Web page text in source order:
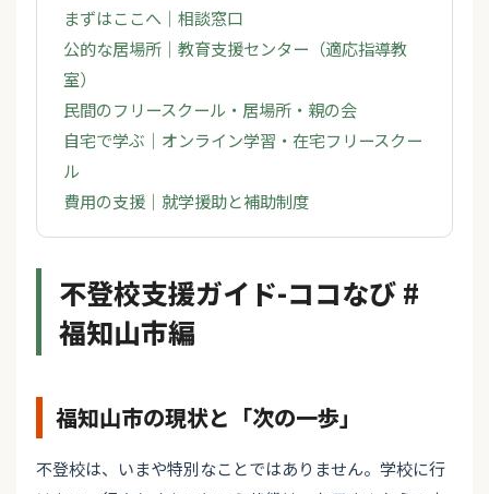
まずはここへ｜相談窓口
公的な居場所｜教育支援センター（適応指導教
室）
民間のフリースクール・居場所・親の会
自宅で学ぶ｜オンライン学習・在宅フリースクー
ル
費用の支援｜就学援助と補助制度
不登校支援ガイド-ココなび #
福知山市編
福知山市の現状と「次の一歩」
不登校は、いまや特別なことではありません。学校に行